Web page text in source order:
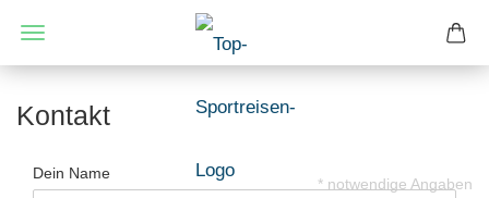
Kontakt
Dein Name
* notwendige Angaben